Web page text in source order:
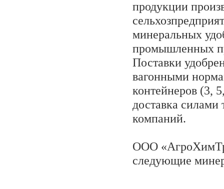
продукции
минеральных
промышленных
Поставки
вагонными
контейнеров (3,
доставка силами
компаний.
ООО
следующие